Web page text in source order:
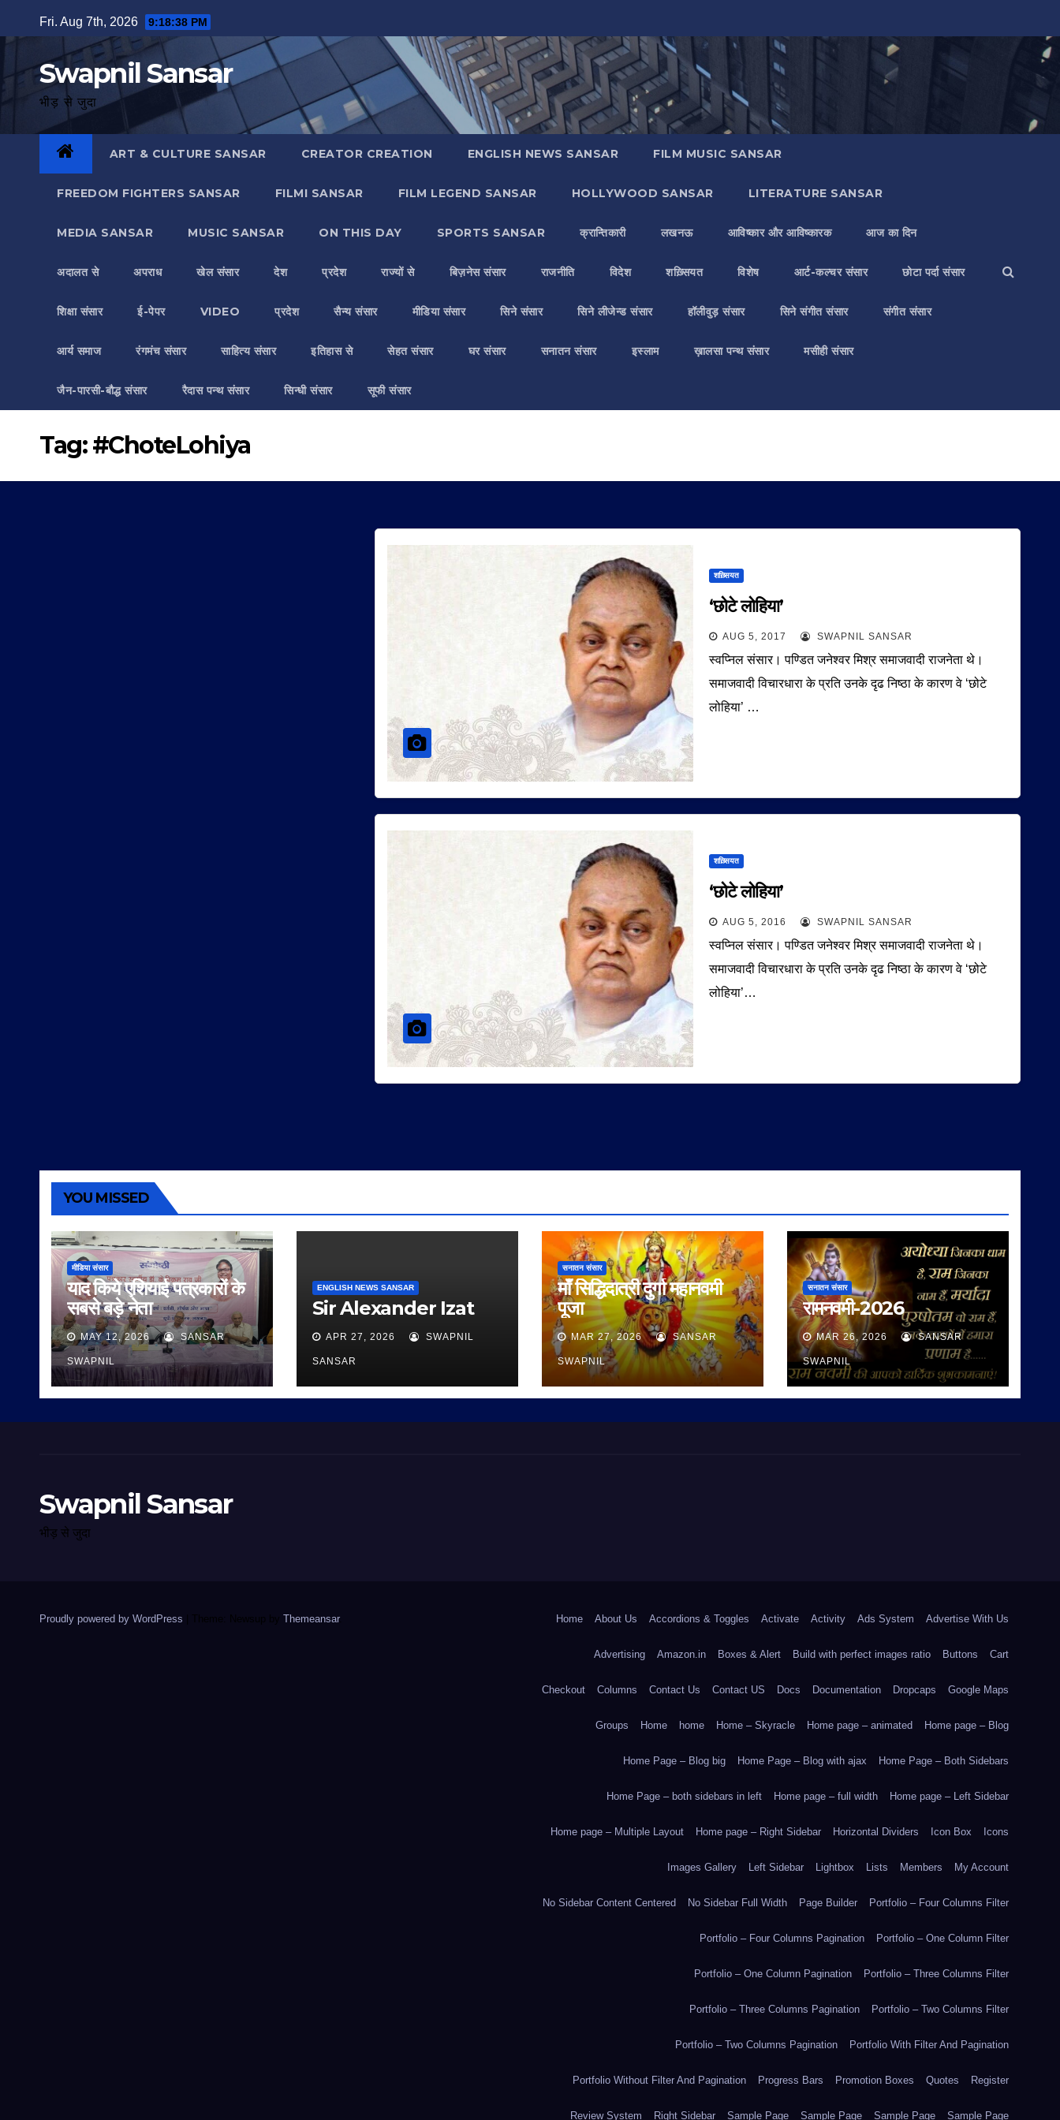
to
Fri. Aug 7th, 2026 9:18:39 PM
Swapnil Sansar
भीड़ से जुदा
ART & CULTURE SANSAR CREATOR CREATION ENGLISH NEWS SANSAR FILM MUSIC SANSAR
FREEDOM FIGHTERS SANSAR FILMI SANSAR FILM LEGEND SANSAR HOLLYWOOD SANSAR LITERATURE SANSAR
MEDIA SANSAR MUSIC SANSAR ON THIS DAY SPORTS SANSAR क्रान्तिकारी लखनऊ आविष्कार और आविष्कारक आज का दिन
अदालत से अपराध खेल संसार देश प्रदेश राज्यों से बिज़नेस संसार राजनीति विदेश शख़्सियत विशेष आर्ट-कल्चर संसार छोटा पर्दा संसार
शिक्षा संसार ई-पेपर VIDEO प्रदेश सैन्य संसार मीडिया संसार सिने संसार सिने लीजेन्ड संसार हॉलीवुड़ संसार सिने संगीत संसार संगीत संसार
आर्य समाज रंगमंच संसार साहित्य संसार इतिहास से सेहत संसार घर संसार सनातन संसार इस्लाम ख़ालसा पन्थ संसार मसीही संसार
जैन-पारसी-बौद्ध संसार रैदास पन्थ संसार सिन्धी संसार सूफी संसार
Tag:#ChoteLohiya
शख़्सियत
‘छोटे लोहिया’
AUG 5, 2017 SWAPNIL SANSAR
स्वप्निल संसार। पण्डित जनेश्वर मिश्र समाजवादी राजनेता थे।
समाजवादी विचारधारा के प्रति उनके दृढ निष्ठा के कारण वे ‘छोटे
लोहिया’ …
शख़्सियत
‘छोटे लोहिया’
AUG 5, 2016 SWAPNIL SANSAR
स्वप्निल संसार। पण्डित जनेश्वर मिश्र समाजवादी राजनेता थे।
समाजवादी विचारधारा के प्रति उनके दृढ निष्ठा के कारण वे ‘छोटे
लोहिया’…
YOU MISSED
मीडिया संसार
याद किये एशियाई पत्रकारों के
सबसे बड़े नेता
MAY 12, 2026 SANSAR
SWAPNIL
ENGLISH NEWS SANSAR
Sir Alexander Izat
APR 27, 2026 SWAPNIL
SANSAR
सनातन संसार
माँ सिद्धिदात्री दुर्गा महानवमी
पूजा
MAR 27, 2026 SANSAR
SWAPNIL
सनातन संसार
रामनवमी-2026
MAR 26, 2026 SANSAR
SWAPNIL
Swapnil Sansar
भीड़ से जुदा
Proudly powered by WordPress Theme: Newsup by Themeansar. Home About Us Accordions & Toggles Activate Activity Ads System Advertise With Us
Advertising Amazon.in Boxes & Alert Build with perfect images ratio Buttons Cart
Checkout Columns Contact Us Contact US Docs Documentation Dropcaps Google Maps
Groups Home home Home – Skyracle Home page – animated Home page – Blog
Home Page – Blog big Home Page – Blog with ajax Home Page – Both Sidebars
Home Page – both sidebars in left Home page – full width Home page – Left Sidebar
Home page – Multiple Layout Home page – Right Sidebar Horizontal Dividers Icon Box Icons
Images Gallery Left Sidebar Lightbox Lists Members My Account
No Sidebar Content Centered No Sidebar Full Width Page Builder Portfolio – Four Columns Filter
Portfolio – Four Columns Pagination Portfolio – One Column Filter
Portfolio – One Column Pagination Portfolio – Three Columns Filter
Portfolio – Three Columns Pagination Portfolio – Two Columns Filter
Portfolio – Two Columns Pagination Portfolio With Filter And Pagination
Portfolio Without Filter And Pagination Progress Bars Promotion Boxes Quotes Register
Review System Right Sidebar Sample Page Sample Page Sample Page Sample Page